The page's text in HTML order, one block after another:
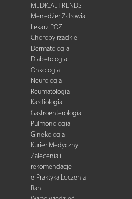
MEDICAL TRENDS
Menedżer Zdrowia
Lekarz POZ
Choroby rzadkie
Dermatologia
Diabetologia
Onkologia
Neurologia
Reumatologia
Kardiologia
Gastroenterologia
Pulmonologia
Ginekologia
Kurier Medyczny
Zalecenia i
rekomendacje
e-Praktyka Leczenia
Ran